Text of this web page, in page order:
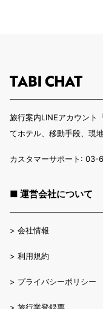
旅行案内LINEアカウント
てホテル、移動手段、現
カスタマーサポート: 03-
■ 運営会社について
> 会社情報
> 利用規約
> プライバシーポリシー
> 旅行業登録票